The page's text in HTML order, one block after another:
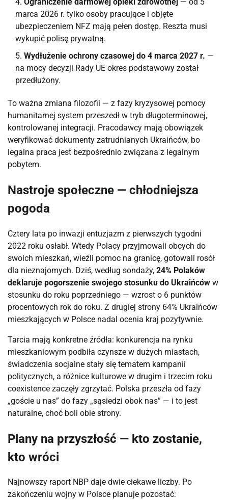
marca 2026 r. tylko osoby pracujące i objęte
ubezpieczeniem NFZ mają pełen dostęp. Reszta musi
wykupić polisę prywatną.
Wydłużenie ochrony czasowej do 4 marca 2027 r. —
na mocy decyzji Rady UE okres podstawowy został
przedłużony.
To ważna zmiana filozofii — z fazy kryzysowej pomocy
humanitarnej system przeszedł w tryb długoterminowej,
kontrolowanej integracji. Pracodawcy mają obowiązek
weryfikować dokumenty zatrudnianych Ukraińców, bo
legalna praca jest bezpośrednio związana z legalnym
pobytem.
Nastroje społeczne — chłodniejsza
pogoda
Cztery lata po inwazji entuzjazm z pierwszych tygodni
2022 roku osłabł. Wtedy Polacy przyjmowali obcych do
swoich mieszkań, wieźli pomoc na granicę, gotowali rosół
dla nieznajomych. Dziś, według sondaży, 24% Polaków
deklaruje pogorszenie swojego stosunku do Ukraińców w
stosunku do roku poprzedniego — wzrost o 6 punktów
procentowych rok do roku. Z drugiej strony 64% Ukraińców
mieszkających w Polsce nadal ocenia kraj pozytywnie.
Tarcia mają konkretne źródła: konkurencja na rynku
mieszkaniowym podbiła czynsze w dużych miastach,
świadczenia socjalne stały się tematem kampanii
politycznych, a różnice kulturowe w drugim i trzecim roku
coexistence zaczęły zgrzytać. Polska przeszła od fazy
„goście u nas” do fazy „sąsiedzi obok nas” — i to jest
naturalne, choć boli obie strony.
Plany na przyszłość — kto zostanie,
kto wróci
Najnowszy raport NBP daje dwie ciekawe liczby. Po
zakończeniu wojny w Polsce planuje pozostać: